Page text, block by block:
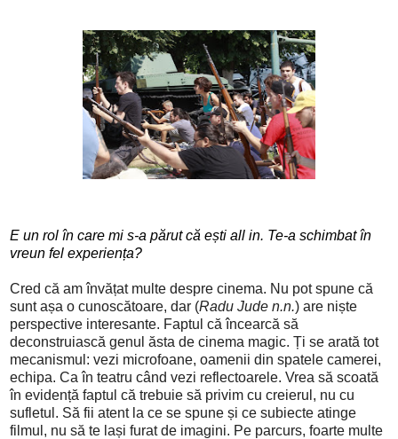
E un rol în care mi s-a părut că ești all in. Te-a schimbat în
vreun fel experiența?
Cred că am învățat multe despre cinema. Nu pot spune că
sunt așa o cunoscătoare, dar (Radu Jude n.n.) are niște
perspective interesante. Faptul că încearcă să
deconstruiască genul ăsta de cinema magic. Ți se arată tot
mecanismul: vezi microfoane, oamenii din spatele camerei,
echipa. Ca în teatru când vezi reflectoarele. Vrea să scoată
în evidență faptul că trebuie să privim cu creierul, nu cu
sufletul. Să fii atent la ce se spune și ce subiecte atinge
filmul, nu să te lași furat de imagini. Pe parcurs, foarte multe